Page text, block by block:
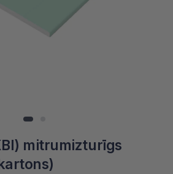
mitrumizturīgs